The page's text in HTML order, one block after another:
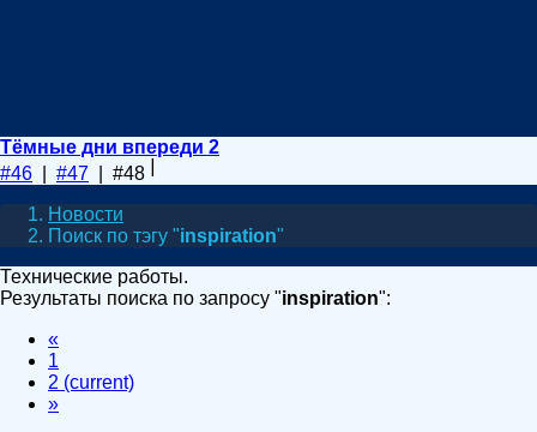
Тёмные дни впереди 2
#46
#47 | #48
Новости
Поиск по тэгу "inspiration"
Технические работы.
Результаты поиска по запросу "inspiration":
«
1
2 (current)
»